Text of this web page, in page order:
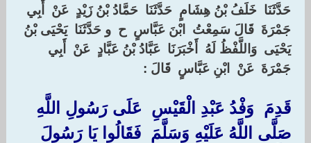
حَدَّثَنَا ‏ ‏خَلَفُ بْنُ هِشَامٍ ‏ ‏حَدَّثَنَا ‏ ‏حَمَّادُ بْنُ زَيْدٍ ‏ ‏عَنْ ‏ ‏أَبِي
جَمْرَةَ ‏ ‏قَالَ سَمِعْتُ ‏ ‏ابْنَ عَبَّاسٍ ‏ ‏ح ‏ ‏و حَدَّثَنَا ‏ ‏يَحْيَى بْنُ
يَحْيَى ‏ ‏وَاللَّفْظُ لَهُ ‏ ‏أَخْبَرَنَا ‏ ‏عَبَّادُ بْنُ عَبَّادٍ ‏ ‏عَنْ ‏ ‏أَبِي
جَمْرَةَ ‏ ‏عَنْ ‏ ‏ابْنِ عَبَّاسٍ ‏ ‏قَالَ ‏:‏
‏قَدِمَ ‏ ‏وَفْدُ عَبْدِ الْقَيْسِ ‏ ‏عَلَى رَسُولِ اللَّهِ ‏
‏صَلَّى اللَّهُ عَلَيْهِ وَسَلَّمَ ‏ ‏فَقَالُوا يَا رَسُولَ